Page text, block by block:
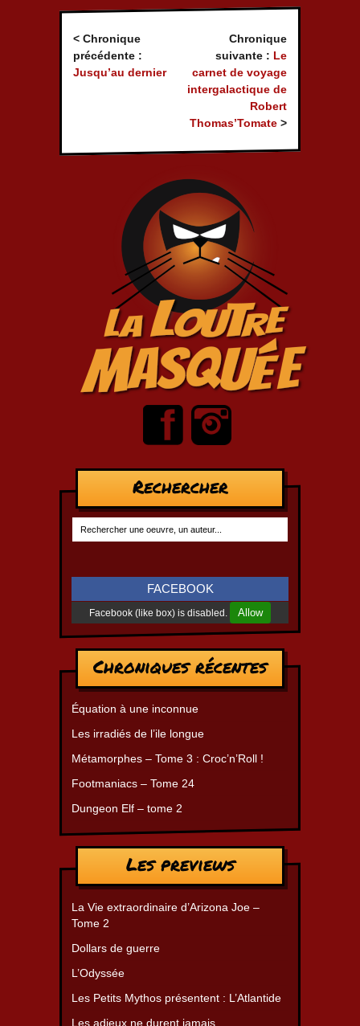
< Chronique
précédente :
Jusqu’au dernier
Chronique
suivante : Le
carnet de voyage
intergalactique de
Robert
Thomas’Tomate >
Rechercher
FACEBOOK
Facebook (like box) is disabled. Allow
Chroniques récentes
Équation à une inconnue
Les irradiés de l’ile longue
Métamorphes – Tome 3 : Croc’n’Roll !
Footmaniacs – Tome 24
Dungeon Elf – tome 2
Les previews
La Vie extraordinaire d’Arizona Joe –
Tome 2
Dollars de guerre
L’Odyssée
Les Petits Mythos présentent : L’Atlantide
Les adieux ne durent jamais